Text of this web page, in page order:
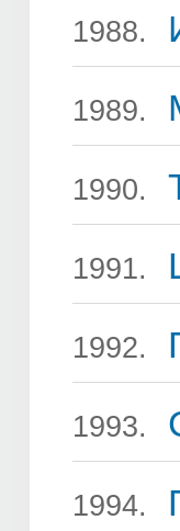
1988.
1989.
1990.
1991.
1992.
1993.
1994.